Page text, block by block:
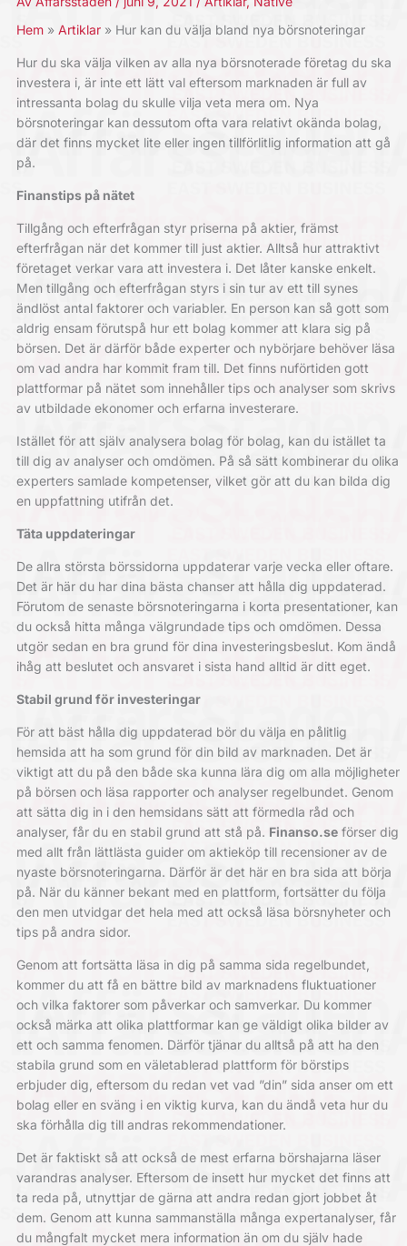
Hem
Artiklar Hur kan du välja bland nya börsnoteringar
Hur du ska välja vilken av alla nya börsnoterade företag du ska
investera i, är inte ett lätt val eftersom marknaden är full av
intressanta bolag du skulle vilja veta mera om. Nya
börsnoteringarkan dessutom ofta vara relativt okända bolag,
där det finns mycket lite eller ingen tillförlitlig information att gå
på.
Finanstips på nätet
Tillgång och efterfrågan styr priserna på aktier, främst
efterfrågan när det kommer till just aktier. Alltså hur attraktivt
företaget verkar vara att investera i. Det låter kanske enkelt.
Men tillgång och efterfrågan styrs i sin tur av ett till synes
ändlöst antal faktorer och variabler. En person kan så gott som
aldrig ensam förutspå hur ett bolag kommer att klara sig på
börsen. Det är därför både experter och nybörjare behöver läsa
om vad andra har kommit fram till. Det finns nuförtiden gott
plattformar på nätet som innehåller tips och analyser som skrivs
av utbildade ekonomer och erfarna investerare.
Istället för att själv analysera bolag för bolag, kan du istället ta
till dig av analyser och omdömen. På så sätt kombinerar du olika
experters samlade kompetenser, vilket gör att du kan bilda dig
en uppfattning utifrån det.
Täta uppdateringar
De allra största börssidorna uppdaterar varje vecka eller oftare.
Det är här du har dina bästa chanser att hålla dig uppdaterad.
Förutom de senaste börsnoteringarna i korta presentationer, kan
du också hitta många välgrundade tips och omdömen. Dessa
utgör sedan en bra grund för dina investeringsbeslut. Kom ändå
ihåg att beslutet och ansvaret i sista hand alltid är ditt eget.
Stabil grund för investeringar
För att bäst hålla dig uppdaterad bör du välja en pålitlig
hemsida att ha som grund för din bild av marknaden. Det är
viktigt att du på den både ska kunna lära dig om alla möjligheter
på börsen och läsa rapporter och analyser regelbundet. Genom
att sätta dig in i den hemsidans sätt att förmedla råd och
analyser, får du en stabil grund att stå på. Finanso.seförser dig
med allt från lättlästa guider om aktieköp till recensioner av de
nyaste börsnoteringarna. Därför är det här en bra sida att börja
på. När du känner bekant med en plattform, fortsätter du följa
den men utvidgar det hela med att också läsa börsnyheter och
tips på andra sidor.
Genom att fortsätta läsa in dig på samma sida regelbundet,
kommer du att få en bättre bild av marknadens fluktuationer
och vilka faktorer som påverkar och samverkar. Du kommer
också märka att olika plattformar kan ge väldigt olika bilder av
ett och samma fenomen. Därför tjänar du alltså på att ha den
stabila grund som en väletablerad plattform för börstips
erbjuder dig, eftersom du redan vet vad ”din” sida anser om ett
bolag eller en sväng i en viktig kurva, kan du ändå veta hur du
ska förhålla dig till andras rekommendationer.
Det är faktiskt så att också de mest erfarna börshajarna läser
varandras analyser. Eftersom de insett hur mycket det finns att
ta reda på, utnyttjar de gärna att andra redan gjort jobbet åt
dem. Genom att kunna sammanställa många expertanalyser, får
du mångfalt mycket mera information än om du själv hade